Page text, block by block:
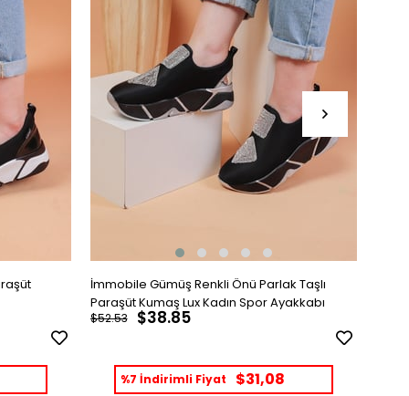
İmmobile Gümüş Renkli Önü Parlak Taşlı
Paraşüt Kumaş Lux Kadın Spor Ayakkabı
$38.85
$52.53
%7 İndirimli Fiyat $31,08